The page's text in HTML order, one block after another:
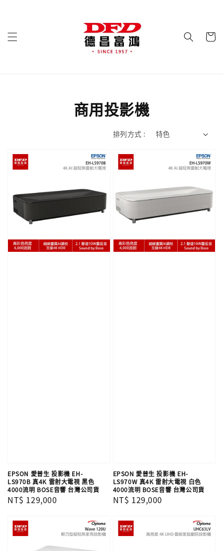
商用投影機
排列方式 :
EPSON 愛普生 投影機 EH-
LS970B 真4K 雷射大電視 黑色
4000流明 BOSE音響 台灣公司貨
Regular
NT$ 129,000
EPSON 愛普生 投影機 EH-
LS970W 真4K 雷射大電視 白色
4000流明 BOSE音響 台灣公司貨
Regular
NT$ 129,000